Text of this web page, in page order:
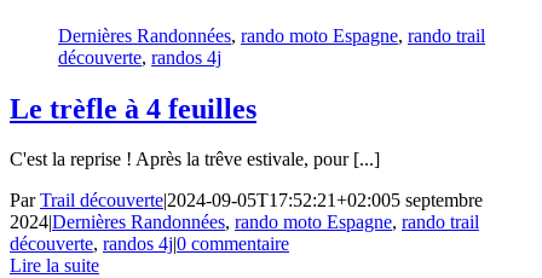
Dernières Randonnées, rando moto Espagne, rando trail
découverte, randos 4j
Le trèfle à 4 feuilles
C'est la reprise ! Après la trêve estivale, pour [...]
ParTrail découverte|2024-09-05T17:52:21+02:005 septembre
2024|Dernières Randonnées, rando moto Espagne, rando trail
découverte, randos 4j|0 commentaire
Lire la suite